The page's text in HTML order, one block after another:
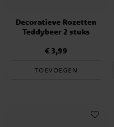
Decoratieve Rozetten
Teddybeer 2 stuks
Prijs :€ 3,99
€ 3,99
TOEVOEGEN